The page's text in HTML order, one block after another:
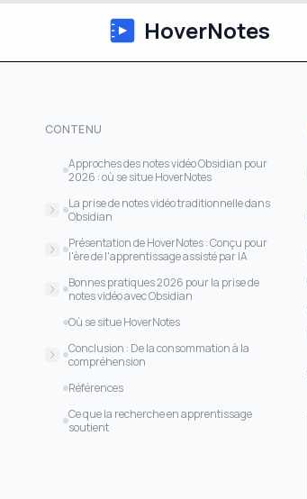
HoverNotes
CONTENU
Approches des notes vidéo Obsidian pour
2026 : où se situe HoverNotes
La prise de notes vidéo traditionnelle dans
Obsidian
✅ Plugins pour marquer les timestamps
✅ NattyNote et extensions de
navigateur
Présentation de HoverNotes : Conçu pour
l'ère de l'apprentissage assisté par IA
🔍 Intégration fluide dans Obsidian
l’IA
⚡ Changement de contexte minimal
Bonnes pratiques 2026 pour la prise de
notes vidéo avec Obsidian
1. Utilisez la capture par IA pour faciliter
2. Intégrez vos notes dans votre système
PKM
vous guider
Où se situe HoverNotes
Conclusion : De la consommation à la
compréhension
✨ Prêt à essayer ?
Références
Ce que la recherche en apprentissage
soutient